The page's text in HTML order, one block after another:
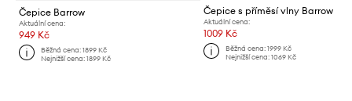
Čepice Barrow
Aktuální cena:
949 Kč
Běžná cena:1899 Kč
Nejnižší cena:1899 Kč
Čepice s příměsí vlny Barrow
Aktuální cena:
1009 Kč
Běžná cena: 1999 Kč
Nejnižší cena: 1069 Kč